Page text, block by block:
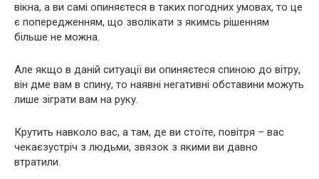
вікна, а ви самі опиняєтеся в таких погодних умовах, то це
є попередженням, що зволікати з якимсь рішенням
більше не можна.
Але якщо в даній ситуації ви опиняєтеся спиною до вітру,
він дме вам в спину, то наявні негативні обставини можуть
лише зіграти вам на руку.
Крутить навколо вас, а там, де ви стоїте, повітря – вас
чекаєзустріч з людьми, звязок з якими ви давно
втратили.